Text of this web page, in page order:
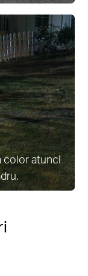
color atunci